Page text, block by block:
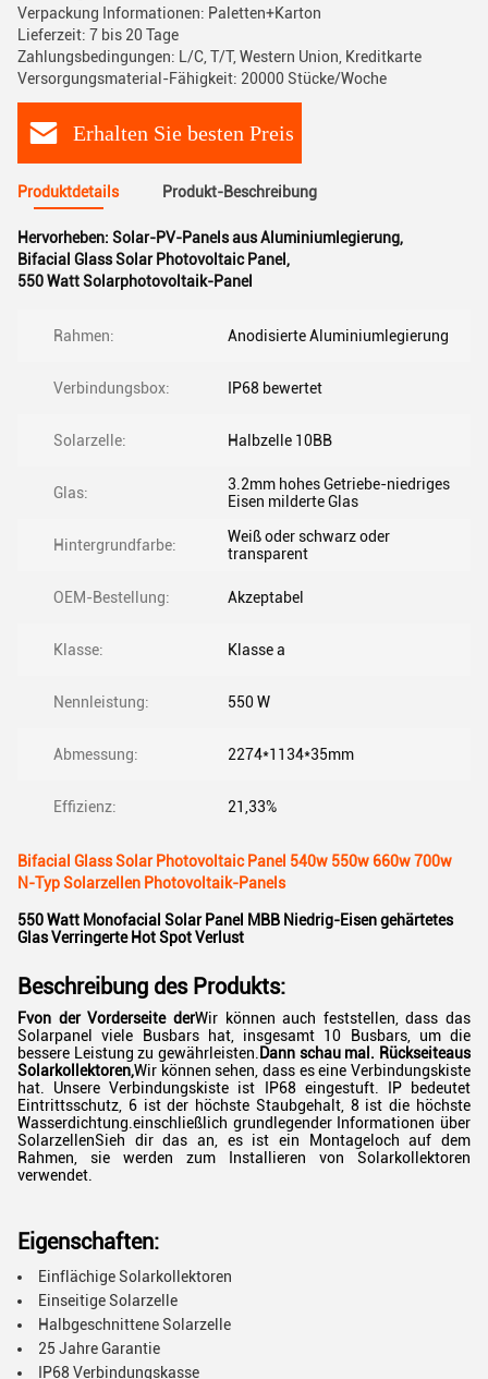
Verpackung Informationen: Paletten+Karton
Lieferzeit: 7 bis 20 Tage
Zahlungsbedingungen: L/C, T/T, Western Union, Kreditkarte
Versorgungsmaterial-Fähigkeit: 20000 Stücke/Woche
Erhalten Sie besten Preis
Produktdetails Produkt-Beschreibung
Hervorheben: Solar-PV-Panels aus Aluminiumlegierung,
Bifacial Glass Solar Photovoltaic Panel,
550 Watt Solarphotovoltaik-Panel
Rahmen: Anodisierte Aluminiumlegierung
Verbindungsbox: IP68 bewertet
Solarzelle: Halbzelle 10BB
Glas:
3.2mm hohes Getriebe-niedriges
Eisen milderte Glas
Hintergrundfarbe:
Weiß oder schwarz oder
transparent
OEM-Bestellung: Akzeptabel
Klasse: Klasse a
Nennleistung: 550 W
Abmessung: 2274*1134*35mm
Effizienz: 21,33%
Bifacial Glass Solar Photovoltaic Panel 540w 550w 660w 700w
N-Typ Solarzellen Photovoltaik-Panels
550 Watt Monofacial Solar Panel MBB Niedrig-Eisen gehärtetes
Glas Verringerte Hot Spot Verlust
Beschreibung des Produkts:
Fvon der Vorderseite derWir können auch feststellen, dass das
Solarpanel viele Busbars hat, insgesamt 10 Busbars, um die
bessere Leistung zu gewährleisten. Dann schau mal. Rückseiteaus
Solarkollektoren,Wir können sehen, dass es eine Verbindungskiste
hat. Unsere Verbindungskiste ist IP68 eingestuft. IP bedeutet
Eintrittsschutz, 6 ist der höchste Staubgehalt, 8 ist die höchste
Wasserdichtung.einschließlich grundlegender Informationen über
SolarzellenSieh dir das an, es ist ein Montageloch auf dem
Rahmen, sie werden zum Installieren von Solarkollektoren
verwendet.
Eigenschaften:
Einflächige Solarkollektoren
Einseitige Solarzelle
Halbgeschnittene Solarzelle
25 Jahre Garantie
IP68 Verbindungskasse